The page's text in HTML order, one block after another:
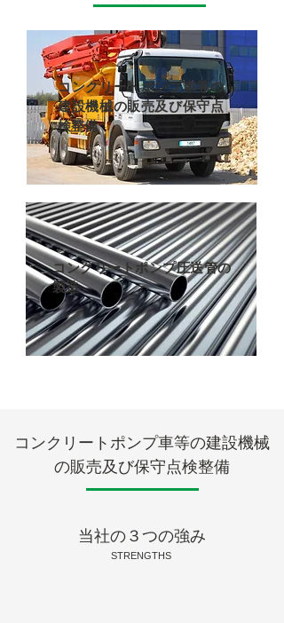
コンクリートポンプ車等の
建設機械の販売及び保守点
検整備
コンクリートポンプ圧送管の
製造
コンクリートポンプ車等の建設機械
の販売及び保守点検整備
当社の３つの強み
STRENGTHS